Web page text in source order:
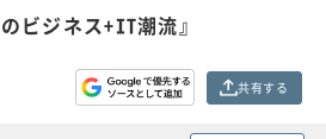
ビジネス+IT潮流』
共有する